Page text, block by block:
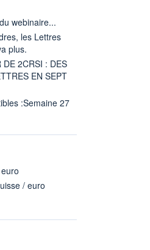
webinaire...
les Lettres
plus.
DE 2CRSI : DES
EN SEPT
:Semaine 27
/ euro